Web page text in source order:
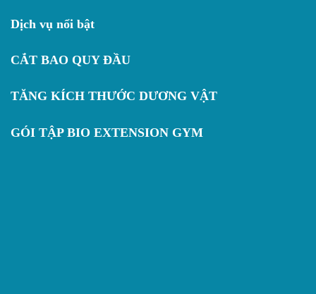
Dịch vụ nổi bật
CẮT BAO QUY ĐẦU
TĂNG KÍCH THƯỚC DƯƠNG VẬT
GÓI TẬP BIO EXTENSION GYM